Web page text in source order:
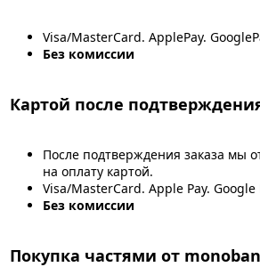
Visa/MasterCard. ApplePay.
Без комиссии
Картой после
После подтверждения заказа мы
на оплату картой.
Visa/MasterCard. Apple Pay. Google
Без комиссии
Покупка частями от